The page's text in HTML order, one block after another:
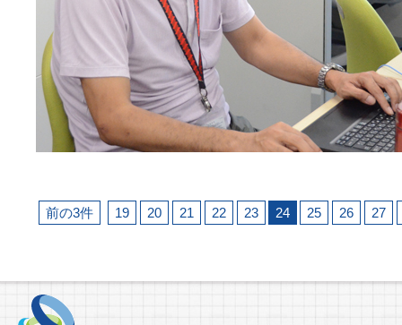
前の3件 19 20 21 22 23 24 25 26 27